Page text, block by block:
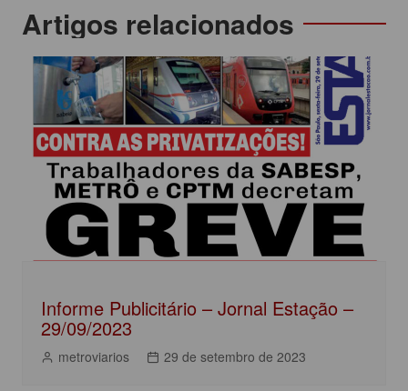
c
e
b
o
o
k
itt
er
at
s
A
p
p
k
e
dI
n
t
Navegação
de
Post
Artigos relacionados
Informe Publicitário – Jornal Estação –
29/09/2023
metroviarios 29 de setembro de 2023